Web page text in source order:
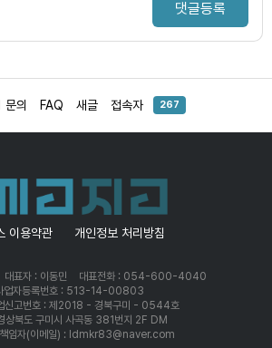
댓글등록
문의 FAQ 새글 접속자 267
이용약관 개인정보 처리방침
대표자 : 이동민
대표전화 : 054-600-4040
업자등록번호 : 513-14-00803
신고번호 : 제2018 - 경북구미 - 0544호
상북도 구미시 사곡동 381번지 2F DM
책임자(이메일) : ldmkr83@naver.com